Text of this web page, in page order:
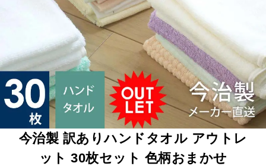
今治製 訳ありハンドタオル アウトレ
ット 30枚セット 色柄おまかせ